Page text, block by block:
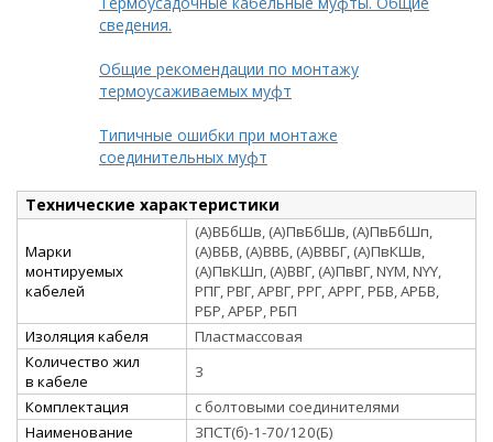
сведения.
Общие рекомендации по монтажу
термоусаживаемых муфт
Типичные ошибки при монтаже
соединительных муфт
Технические характеристики
Марки
монтируемых
кабелей
(А)ВБбШв, (А)ПвБбШв, (А)ПвБбШп,
(А)ВБВ, (А)ВВБ, (А)ВВБГ, (А)ПвКШв,
(А)ПвКШп, (А)ВВГ, (А)ПвВГ, NYM, NYY,
РПГ, РВГ, АРВГ, РРГ, АРРГ, РБВ, АРБВ,
РБР, АРБР, РБП
Изоляция кабеля
Пластмассовая
Количество жил
в кабеле
3
Комплектация
с болтовыми соединителями
Наименование
3ПСТ(б)-1-70/120(Б)